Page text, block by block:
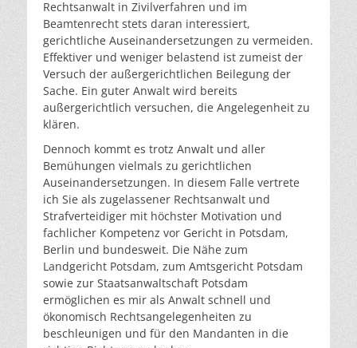
Rechtsanwalt in Zivilverfahren und im
Beamtenrecht stets daran interessiert,
gerichtliche Auseinandersetzungen zu vermeiden.
Effektiver und weniger belastend ist zumeist der
Versuch der außergerichtlichen Beilegung der
Sache. Ein guter Anwalt wird bereits
außergerichtlich versuchen, die Angelegenheit zu
klären.
Dennoch kommt es trotz Anwalt und aller
Bemühungen vielmals zu gerichtlichen
Auseinandersetzungen. In diesem Falle vertrete
ich Sie als zugelassener Rechtsanwalt und
Strafverteidiger mit höchster Motivation und
fachlicher Kompetenz vor Gericht in Potsdam,
Berlin und bundesweit. Die Nähe zum
Landgericht Potsdam, zum Amtsgericht Potsdam
sowie zur Staatsanwaltschaft Potsdam
ermöglichen es mir als Anwalt schnell und
ökonomisch Rechtsangelegenheiten zu
beschleunigen und für den Mandanten in die